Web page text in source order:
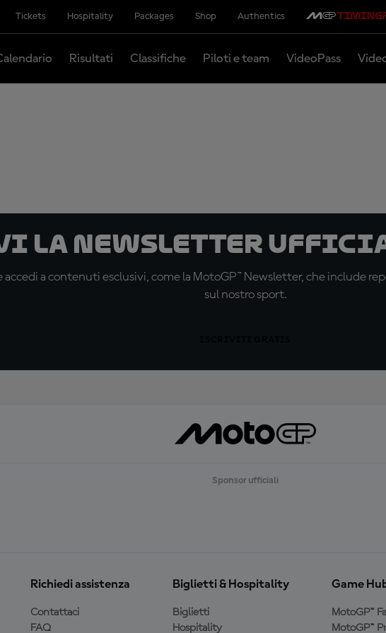
Tickets Hospitality Packages Shop Authentics
Risultati Classifiche Piloti e team VideoPass
la newsletter
accedi a contenuti esclusivi, come la MotoGP™ Newsletter, che include
sul nostro sport.
Sponsor ufficiali
Richiedi assistenza
Contattaci
FAQ
Biglietti & Hospitality
Biglietti
Hospitality
Game
MotoGP™
MotoGP™